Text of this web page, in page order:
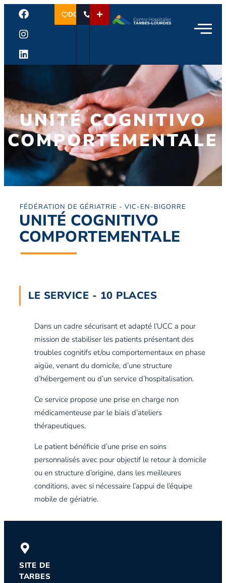
DON
UNITÉ COGNITIVO
COMPORTEMENTALE
FÉDÉRATION DE GÉRIATRIE - VIC-EN-BIGORRE
UNITÉ COGNITIVO
COMPORTEMENTALE
LE SERVICE - 10 PLACES
Dans un cadre sécurisant et adapté l’UCC a pour
mission de stabiliser les patients présentant des
troubles cognitifs et/ou comportementaux en phase
aigüe, venant du domicile, d’une structure
d’hébergement ou d’un service d’hospitalisation.
Ce service propose une prise en charge non
médicamenteuse par le biais d’ateliers
thérapeutiques.
Le patient bénéficie d’une prise en soins
personnalisés avec pour objectif le retour à domicile
ou en structure d’origine, dans les meilleures
conditions, avec si nécessaire l’appui de l’équipe
mobile de gériatrie.
SITE DE
TARBES